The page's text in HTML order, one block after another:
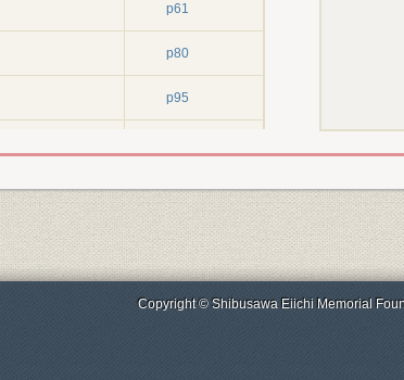
p61
p80
p95
p109
p145
p145
Copyright © Shibusawa Eiichi Memorial